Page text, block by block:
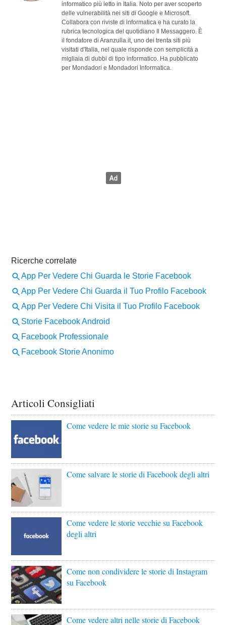
informatico più letto in Italia. Noto per aver scoperto
delle vulnerabilità nei siti di Google e Microsoft.
Collabora con riviste di informatica e ha curato la
rubrica tecnologica del quotidiano Il Messaggero. È
il fondatore di Aranzulla.it, uno dei trenta siti più
visitati d'Italia, nel quale risponde con semplicità a
migliaia di dubbi di tipo informatico. Ha pubblicato
per Mondadori e Mondadori Informatica.
Articoli Consigliati
Come vedere le mie storie su Facebook
Come salvare le storie di Facebook degli altri
Come vedere le storie vecchie su Facebook
degli altri
Come non condividere le storie di Instagram
su Facebook
Come vedere altri nelle storie di Facebook